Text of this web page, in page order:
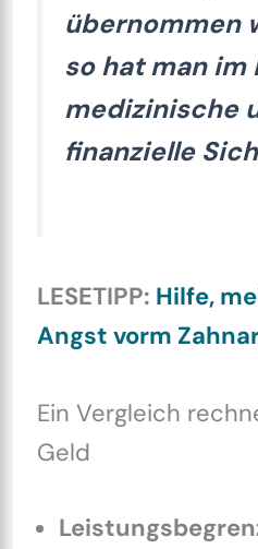
übernommen
so hat man im
medizinische
finanzielle
LESETIPP: Hilfe,
Angst vorm
Ein Vergleich
Geld